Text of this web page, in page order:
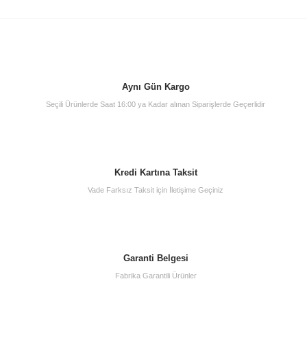
Aynı Gün Kargo
Seçili Ürünlerde Saat 16:00 ya Kadar alınan Siparişlerde Geçerlidir
Kredi Kartına Taksit
Vade Farksız Taksit için İletişime Geçiniz
Garanti Belgesi
Fabrika Garantili Ürünler